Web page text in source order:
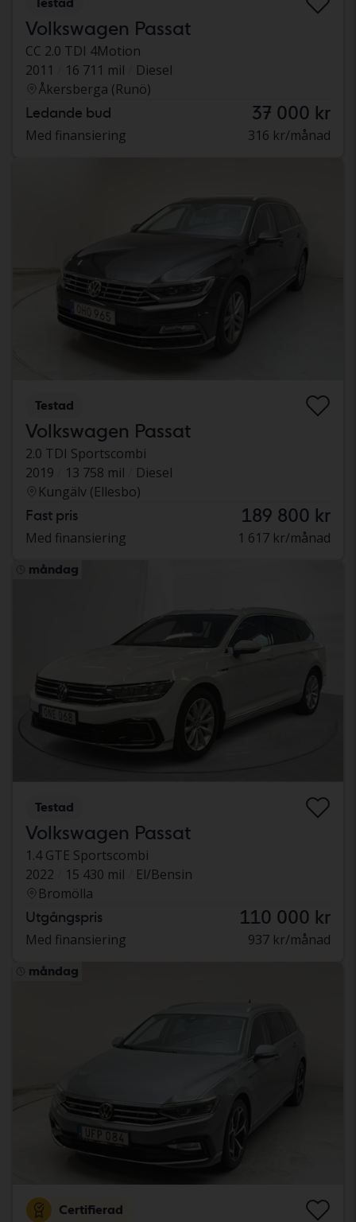
Volkswagen Passat
CC 2.0 TDI 4Motion
2011
16 711 mil
Diesel
Åkersberga (Runö)
Ledande bud 37 000 kr
Med finansiering 316 kr/månad
Testad
Volkswagen Passat
2.0 TDI Sportscombi
2019
13 758 mil
Diesel
Kungälv (Ellesbo)
Fast pris 189 800 kr
Med finansiering 1 617 kr/månad
måndag
Testad
Volkswagen Passat
1.4 GTE Sportscombi
2022
15 430 mil
El/Bensin
Bromölla
Utgångspris 110 000 kr
Med finansiering 937 kr/månad
måndag
Certifierad